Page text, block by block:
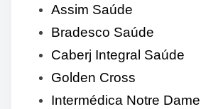
Assim Saúde
Bradesco Saúde
Caberj Integral Saúde
Golden Cross
Intermédica Notre Dame